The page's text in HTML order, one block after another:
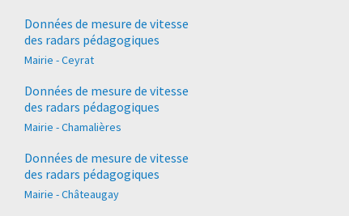
Données de mesure de vitesse
des radars pédagogiques
Mairie - Ceyrat
Données de mesure de vitesse
des radars pédagogiques
Mairie - Chamalières
Données de mesure de vitesse
des radars pédagogiques
Mairie - Châteaugay